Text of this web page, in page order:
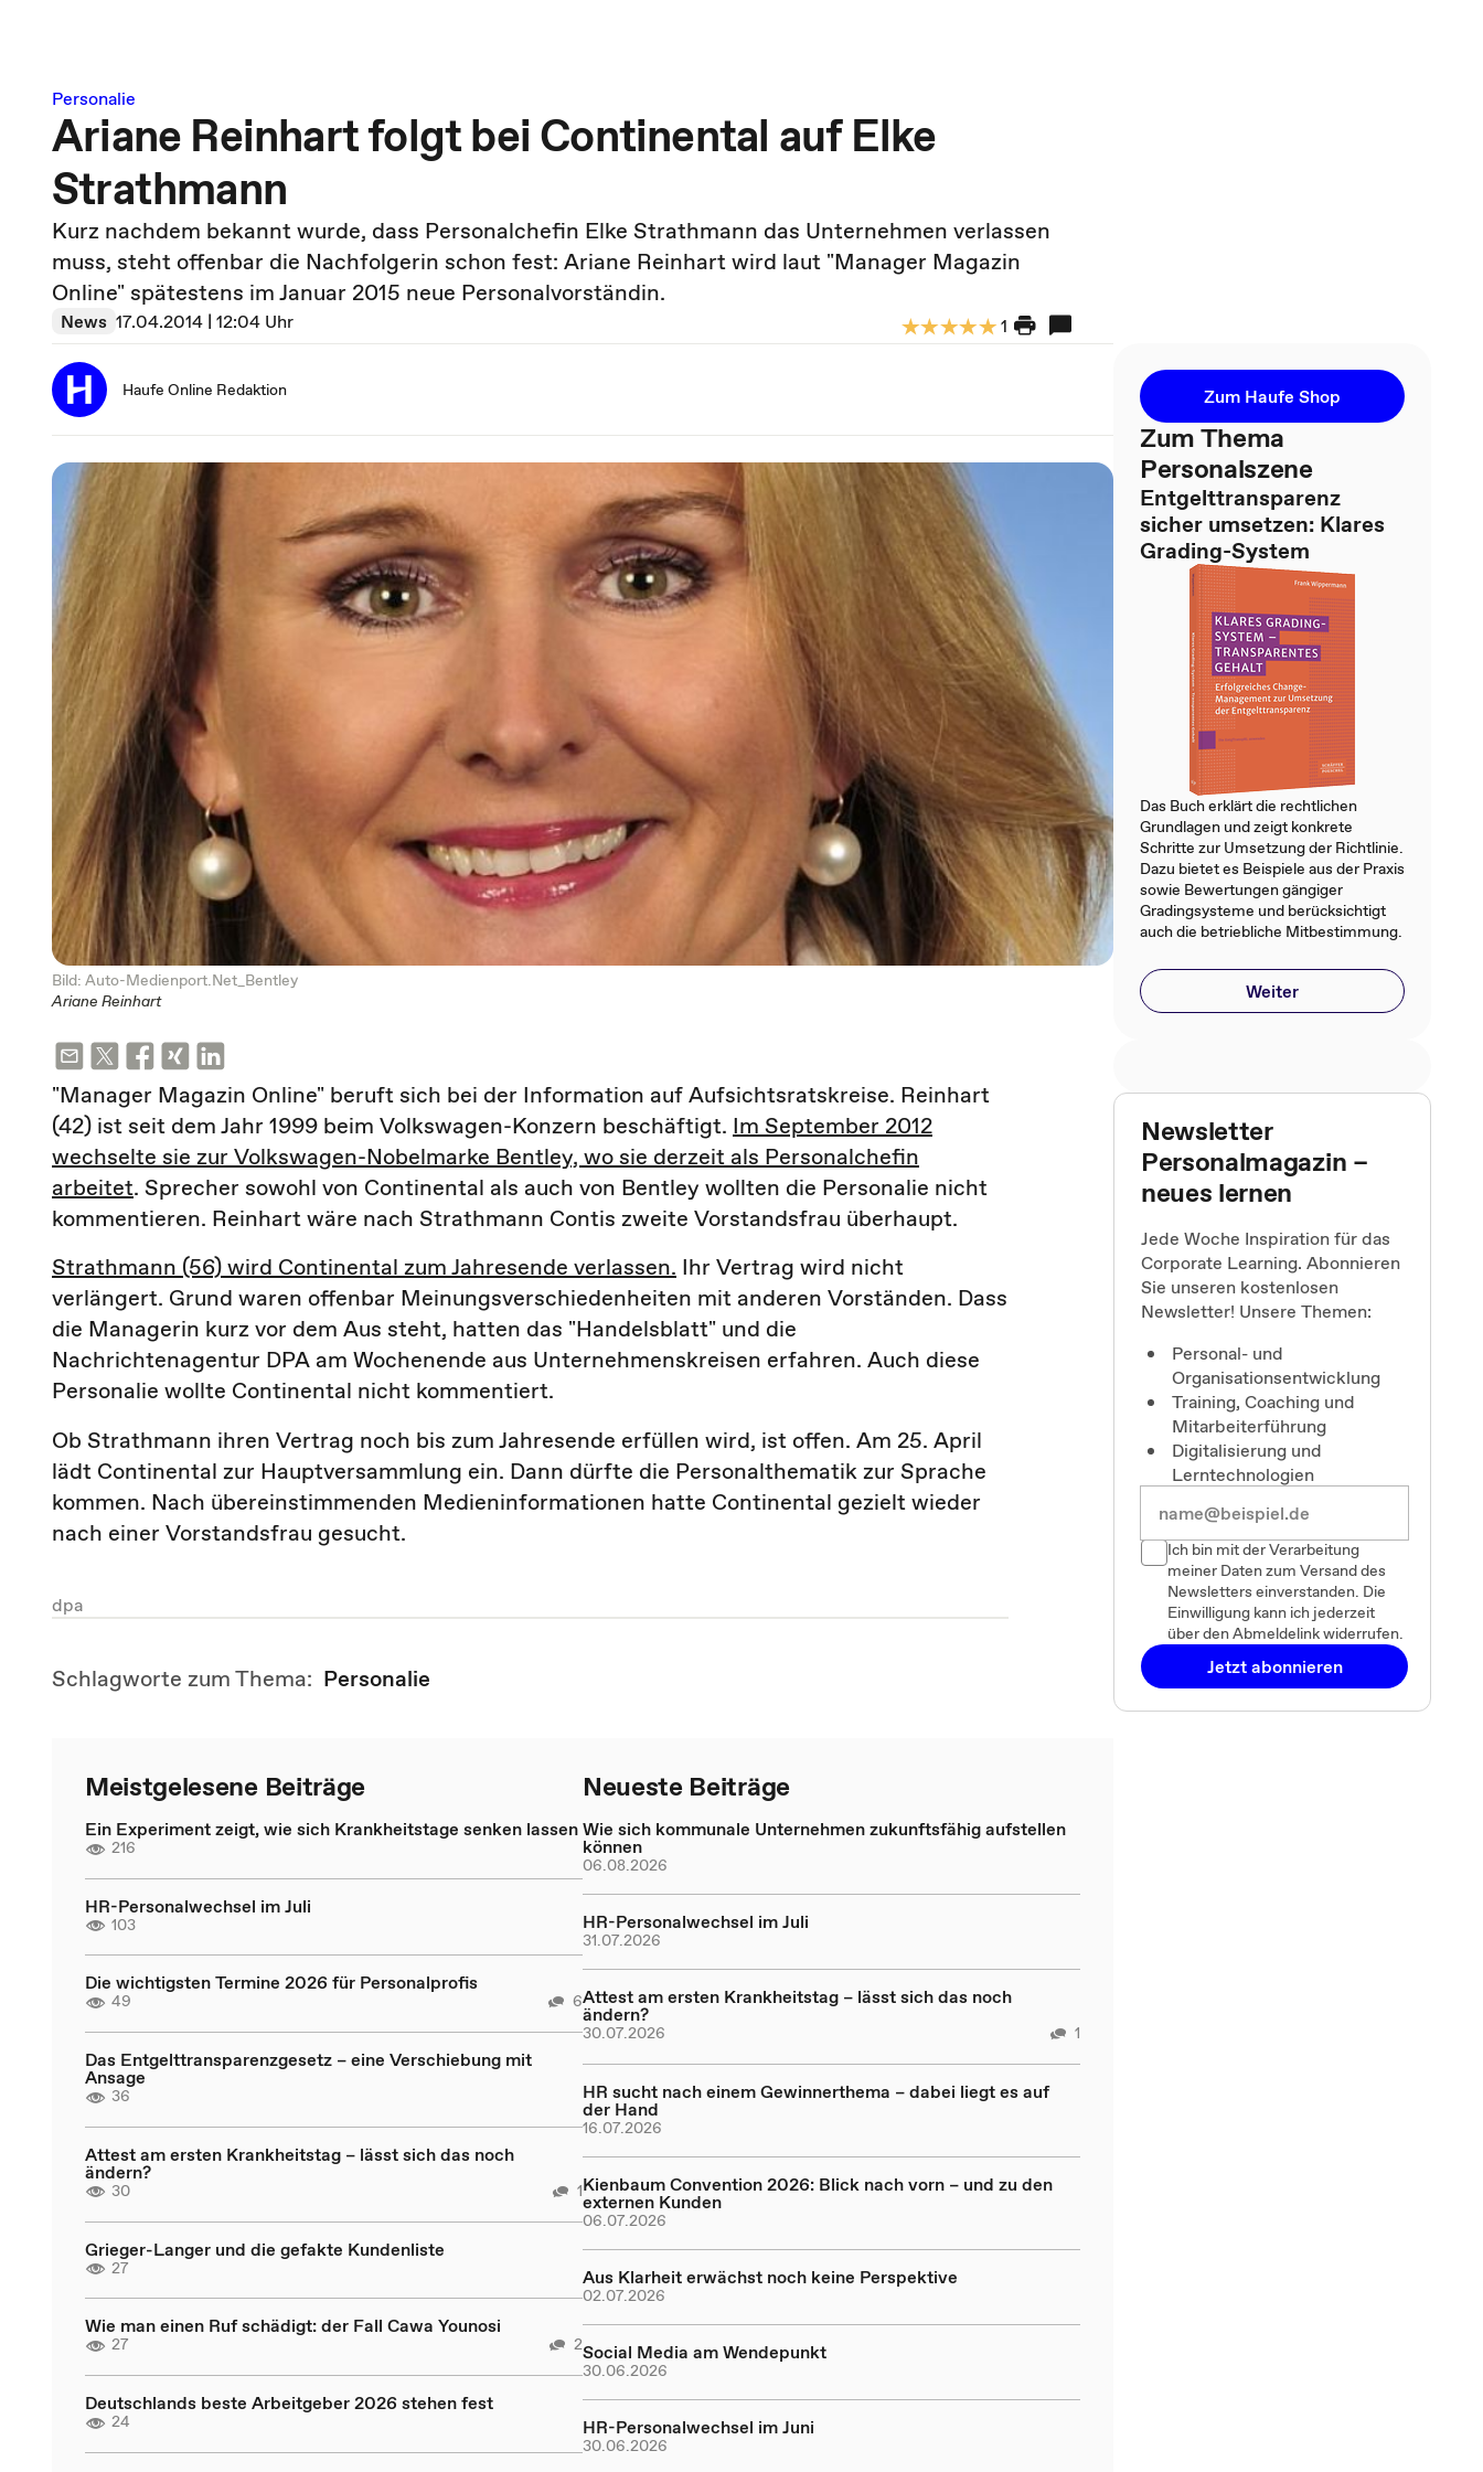
Personalie
Ariane Reinhart folgt bei Continental auf Elke
Strathmann
Kurz nachdem bekannt wurde, dass Personalchefin Elke Strathmann das Unternehmen verlassen
muss, steht offenbar die Nachfolgerin schon fest: Ariane Reinhart wird laut "Manager Magazin
Online" spätestens im Januar 2015 neue Personalvorständin.
News 17.04.2014 | 12:04 Uhr 1
Haufe Online Redaktion
Bild: Auto-Medienport.Net_Bentley
Ariane Reinhart
"Manager Magazin Online" beruft sich bei der Information auf Aufsichtsratskreise. Reinhart
(42) ist seit dem Jahr 1999 beim Volkswagen-Konzern beschäftigt. Im September 2012
wechselte sie zur Volkswagen-Nobelmarke Bentley, wo sie derzeit als Personalchefin
arbeitet. Sprecher sowohl von Continental als auch von Bentley wollten die Personalie nicht
kommentieren. Reinhart wäre nach Strathmann Contis zweite Vorstandsfrau überhaupt.
Strathmann (56) wird Continental zum Jahresende verlassen. Ihr Vertrag wird nicht
verlängert. Grund waren offenbar Meinungsverschiedenheiten mit anderen Vorständen. Dass
die Managerin kurz vor dem Aus steht, hatten das "Handelsblatt" und die
Nachrichtenagentur DPA am Wochenende aus Unternehmenskreisen erfahren. Auch diese
Personalie wollte Continental nicht kommentiert.
Ob Strathmann ihren Vertrag noch bis zum Jahresende erfüllen wird, ist offen. Am 25. April
lädt Continental zur Hauptversammlung ein. Dann dürfte die Personalthematik zur Sprache
kommen. Nach übereinstimmenden Medieninformationen hatte Continental gezielt wieder
nach einer Vorstandsfrau gesucht.
dpa
Schlagworte zum Thema: Personalie
Meistgelesene Beiträge
Ein Experiment zeigt, wie sich Krankheitstage senken lassen
216
HR-Personalwechsel im Juli
103
Die wichtigsten Termine 2026 für Personalprofis
49 6
Das Entgelttransparenzgesetz – eine Verschiebung mit
Ansage
36
Attest am ersten Krankheitstag – lässt sich das noch
ändern?
30 1
Grieger-Langer und die gefakte Kundenliste
27
Wie man einen Ruf schädigt: der Fall Cawa Younosi
27 2
Deutschlands beste Arbeitgeber 2026 stehen fest
24
Neueste Beiträge
Wie sich kommunale Unternehmen zukunftsfähig aufstellen
können
06.08.2026
HR-Personalwechsel im Juli
31.07.2026
Attest am ersten Krankheitstag – lässt sich das noch
ändern?
30.07.2026 1
HR sucht nach einem Gewinnerthema – dabei liegt es auf
der Hand
16.07.2026
Kienbaum Convention 2026: Blick nach vorn – und zu den
externen Kunden
06.07.2026
Aus Klarheit erwächst noch keine Perspektive
02.07.2026
Social Media am Wendepunkt
30.06.2026
HR-Personalwechsel im Juni
30.06.2026
Zum Haufe Shop
Zum Thema
Personalszene
Entgelttransparenz
sicher umsetzen: Klares
Grading-System
Das Buch erklärt die rechtlichen
Grundlagen und zeigt konkrete
Schritte zur Umsetzung der Richtlinie.
Dazu bietet es Beispiele aus der Praxis
sowie Bewertungen gängiger
Gradingsysteme und berücksichtigt
auch die betriebliche Mitbestimmung.
Weiter
Newsletter
Personalmagazin –
neues lernen
Jede Woche Inspiration für das
Corporate Learning. Abonnieren
Sie unseren kostenlosen
Newsletter! Unsere Themen:
Personal- und
Organisationsentwicklung
Training, Coaching und
Mitarbeiterführung
Digitalisierung und
Lerntechnologien
Ich bin mit der Verarbeitung
meiner Daten zum Versand des
Newsletters einverstanden. Die
Einwilligung kann ich jederzeit
über den Abmeldelink widerrufen.
Jetzt abonnieren